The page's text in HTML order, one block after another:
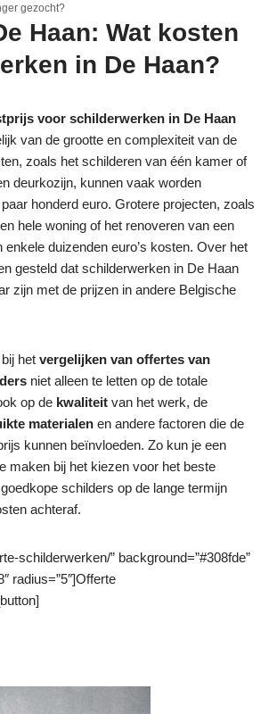
gezocht?
Haan: Wat kosten
in De Haan?
voor schilderwerken in De Haan
van de grootte en complexiteit van de
zoals het schilderen van één kamer of
deurkozijn, kunnen vaak worden
honderd euro. Grotere projecten, zoals
hele woning of het renoveren van een
enkele duizenden euro’s kosten. Over het
gesteld dat schilderwerken in De Haan
zijn met de prijzen in andere Belgische
het vergelijken van offertes van
niet alleen te letten op de totale
op de kwaliteit van het werk, de
materialen en andere factoren die de
kunnen beïnvloeden. Zo kun je een
maken bij het kiezen voor het beste
schilders op de lange termijn
achteraf.
schilderwerken/” background=”#308fde”
radius=”5″]Offerte